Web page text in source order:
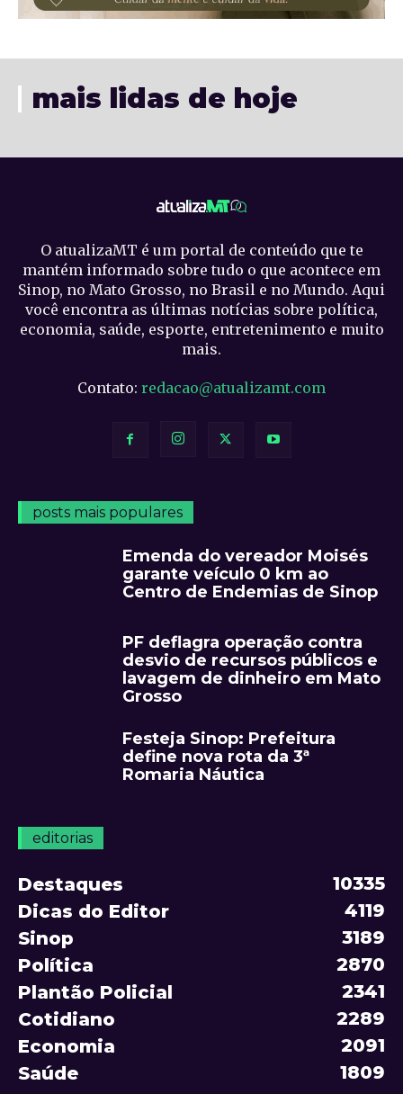
mais lidas de hoje
O atualizaMT é um portal de conteúdo que te
mantém informado sobre tudo o que acontece em
Sinop, no Mato Grosso, no Brasil e no Mundo. Aqui
você encontra as últimas notícias sobre política,
economia, saúde, esporte, entretenimento e muito
mais.
Contato: redacao@atualizamt.com
posts mais populares
Emenda do vereador Moisés
garante veículo 0 km ao
Centro de Endemias de Sinop
PF deflagra operação contra
desvio de recursos públicos e
lavagem de dinheiro em Mato
Grosso
Festeja Sinop: Prefeitura
define nova rota da 3ª
Romaria Náutica
editorias
Destaques
10335
Dicas do Editor
4119
Sinop
3189
Política
2870
Plantão Policial
2341
Cotidiano
2289
Economia
2091
Saúde
1809